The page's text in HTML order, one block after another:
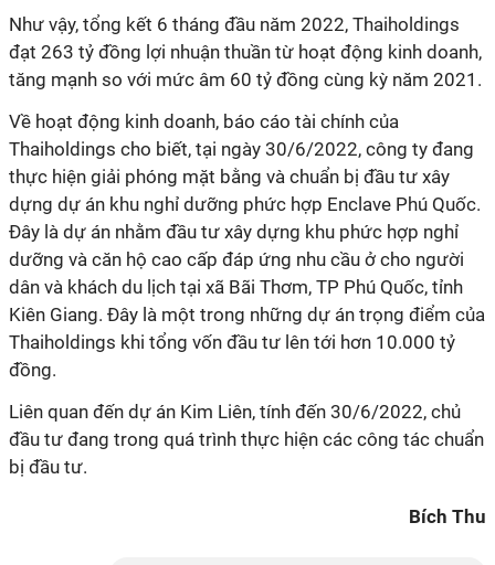
Như vậy, tổng kết 6 tháng đầu năm 2022, Thaiholdings
đạt 263 tỷ đồng lợi nhuận thuần từ hoạt động kinh doanh,
tăng mạnh so với mức âm 60 tỷ đồng cùng kỳ năm 2021.
Về hoạt động kinh doanh, báo cáo tài chính của
Thaiholdings cho biết, tại ngày 30/6/2022, công ty đang
thực hiện giải phóng mặt bằng và chuẩn bị đầu tư xây
dựng dự án khu nghỉ dưỡng phức hợp Enclave Phú Quốc.
Đây là dự án nhằm đầu tư xây dựng khu phức hợp nghỉ
dưỡng và căn hộ cao cấp đáp ứng nhu cầu ở cho người
dân và khách du lịch tại xã Bãi Thơm, TP Phú Quốc, tỉnh
Kiên Giang. Đây là một trong những dự án trọng điểm của
Thaiholdings khi tổng vốn đầu tư lên tới hơn 10.000 tỷ
đồng.
Liên quan đến dự án Kim Liên, tính đến 30/6/2022, chủ
đầu tư đang trong quá trình thực hiện các công tác chuẩn
bị đầu tư.
Bích Thu